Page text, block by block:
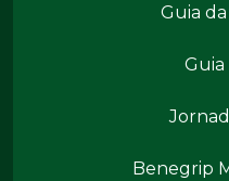
Guia
Guia
Benegrip